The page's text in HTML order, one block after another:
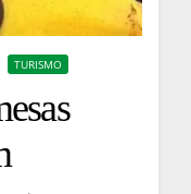
TURISMO